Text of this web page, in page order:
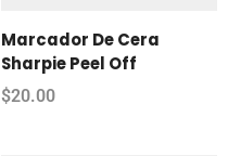
Marcador De Cera
Sharpie Peel Off
$20.00